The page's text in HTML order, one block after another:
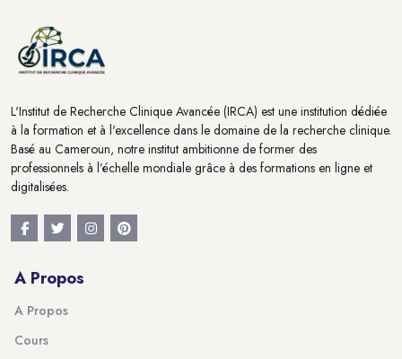
L'Institut de Recherche Clinique Avancée (IRCA) est une institution dédiée
à la formation et à l'excellence dans le domaine de la recherche clinique.
Basé au Cameroun, notre institut ambitionne de former des
professionnels à l’échelle mondiale grâce à des formations en ligne et
digitalisées.
A Propos
A Propos
Cours